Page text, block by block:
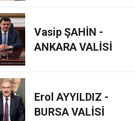
Vasip ŞAHİN -
ANKARA VALİSİ
Erol AYYILDIZ -
BURSA VALİSİ